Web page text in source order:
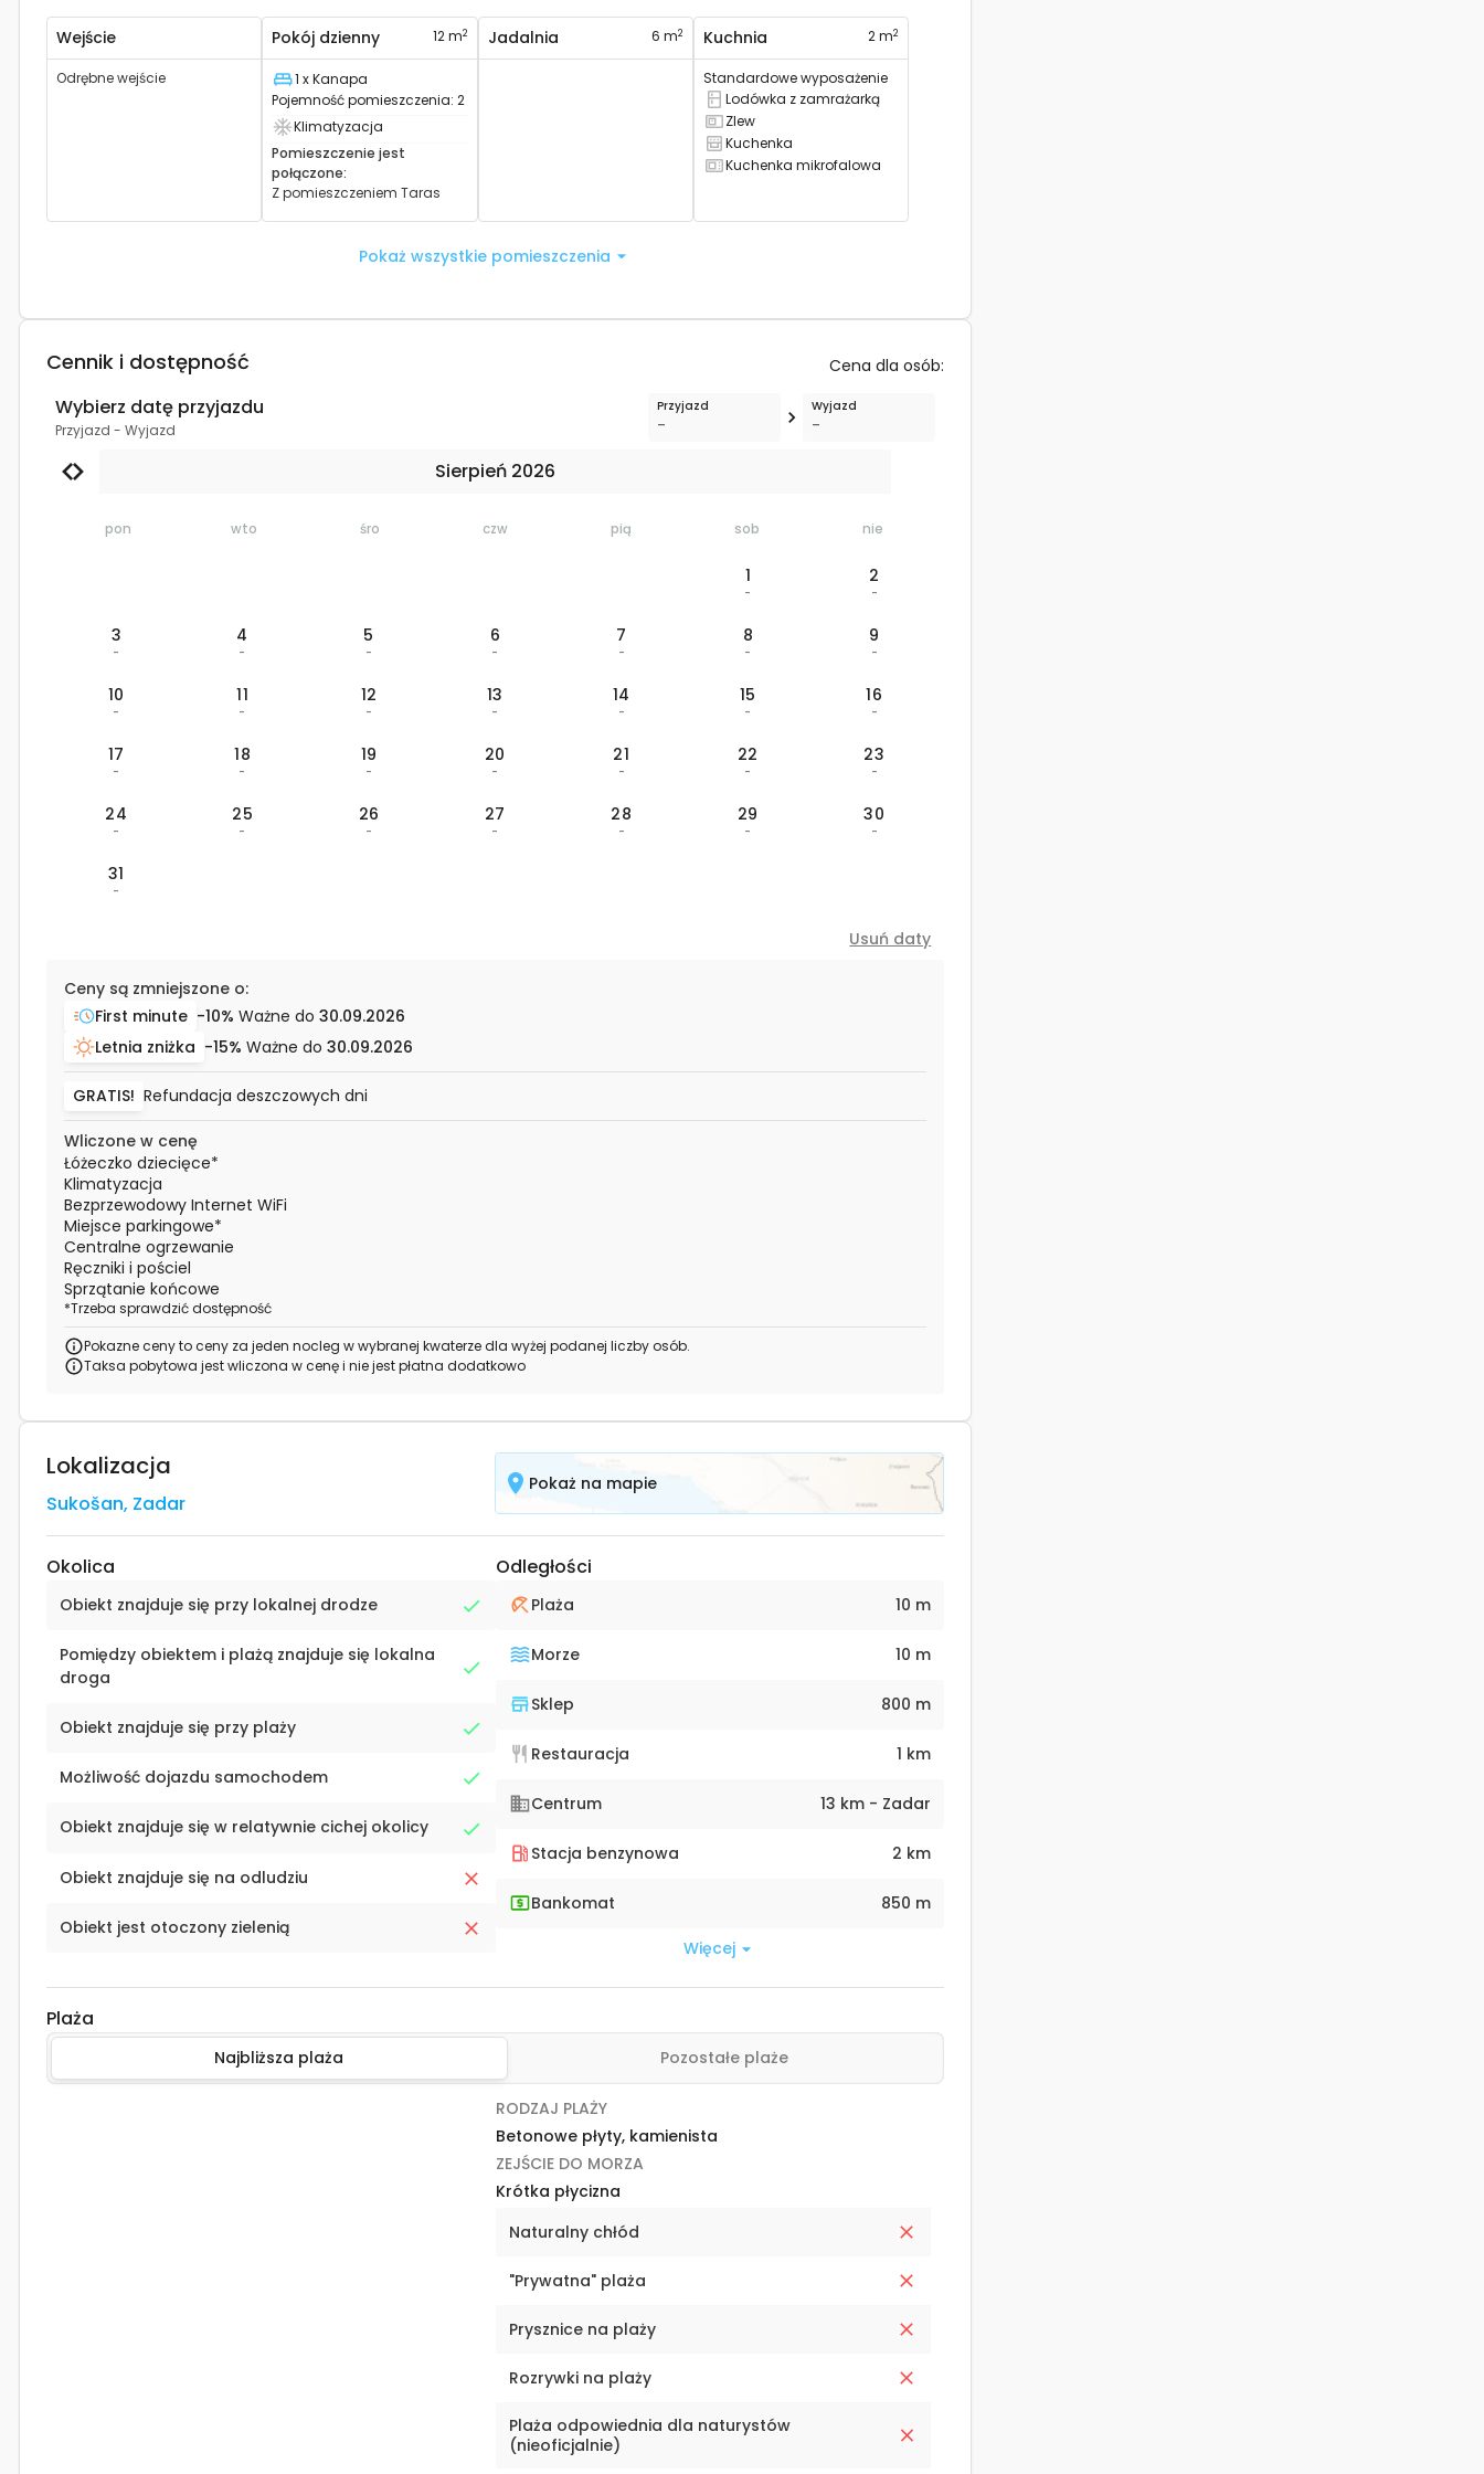
Wejście
Odrębne wejście
Pokój dzienny 12 m2
Łóżko1 x Kanapa
Pojemność pomieszczenia:2
Posiada klimatyzację
Klimatyzacja
Pomieszczenie jest
połączone:
Z pomieszczeniem Taras
Jadalnia 6 m2 Kuchnia 2 m2
Standardowe wyposażenie
Posiada kombinowaną lodówkę
Lodówka z zamrażarką
Posiada zlew
Zlew
Posiada piec
Kuchenka
Jest kuchenka mikrofalowa
Kuchenka mikrofalowa
Pokaż wszystkie pomieszczenia
Cennik i dostępność Cena dla osób:
Wybierz datę przyjazdu
Przyjazd - Wyjazd
Przyjazd
-
Wyjazd
-
Sierpień 2026
pon wto śro czw pią sob nie
1
-
2
-
3
-
4
-
5
-
6
-
7
-
8
-
9
-
10
-
11
-
12
-
13
-
14
-
15
-
16
-
17
-
18
-
19
-
20
-
21
-
22
-
23
-
24
-
25
-
26
-
27
-
28
-
29
-
30
-
31
-
Usuń daty
Ceny są zmniejszone o:
First minute -10% Ważne do 30.09.2026
Letnia zniżka -15% Ważne do 30.09.2026
GRATIS! Refundacja deszczowych dni
Wliczone w cenę
Łóżeczko dziecięce*
Klimatyzacja
Bezprzewodowy Internet WiFi
Miejsce parkingowe*
Centralne ogrzewanie
Ręczniki i pościel
Sprzątanie końcowe
*Trzeba sprawdzić dostępność
Pokazne ceny to ceny za jeden nocleg w wybranej kwaterze dla wyżej podanej liczby osób.
Taksa pobytowa jest wliczona w cenę i nie jest płatna dodatkowo
Lokalizacja
Sukošan, Zadar
Pokaż na mapie
Okolica
Obiekt znajduje się przy lokalnej drodze
Pomiędzy obiektem i plażą znajduje się lokalna
droga
Obiekt znajduje się przy plaży
Możliwość dojazdu samochodem
Obiekt znajduje się w relatywnie cichej okolicy
Obiekt znajduje się na odludziu
Obiekt jest otoczony zielenią
Odległości
Plaża 10 m
Morze 10 m
Sklep 800 m
Restauracja 1 km
Centrum 13 km - Zadar
Stacja benzynowa 2 km
Bankomat 850 m
Więcej
Plaża
Najbliższa plaża Pozostałe plaże
RODZAJ PLAŻY
Betonowe płyty, kamienista
ZEJŚCIE DO MORZA
Krótka płycizna
Naturalny chłód
"Prywatna" plaża
Prysznice na plaży
Rozrywki na plaży
Plaża odpowiednia dla naturystów
(nieoficjalnie)